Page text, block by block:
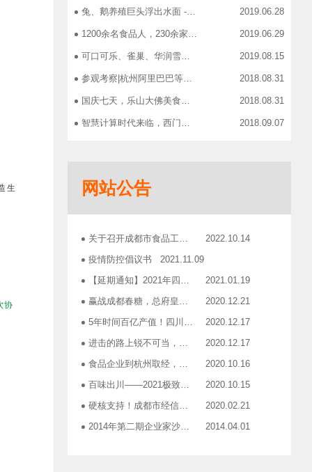
生
协
兔、鹅养殖巨头浮出水面 ----新疆昆仑绿源亮相成都餐饮供应链展 引领绿色食材新高度 2019.06.28
1200余名食品人，230余家特色食品企业，50余家新零售平台齐聚成都“搞事情”！ 2019.06.29
可口可乐、雀巢、华润雪花、旺旺、百威、青岛啤酒，销售过亿的经销商等齐聚上海，只为2019中国快消品大会！ 2019.08.15
参观考察|杭州阿里巴巴等电商平台深度对接，仅剩3个名额！ 2018.08.31
国庆七天，乐山大佛美食展，卖到断货你怕了吗？ 2018.08.31
智慧计算时代来临，西门子助力传统产业数字化转型升级！ 2018.09.07
广汉市VOCs治理现场会在广汉市金星彩印包装有限公司隆重举行！
企业如何用低成本做营销——成都市食品商会企业家沙龙活动 2018.11.16
2019糖酒会，100大创新产品发布会在蓉举行 2019.03.25
成都市食品商会第三届七次常务理事会顺利举行
网站公告
关于召开成都市食品工业协会第三届三次理事会的通知
2022.10.14
疫情防控倡议书
2021.11.09
【延期通知】2021年四川食品行业年会
2021.01.19
赢战成都春糖，总府皇冠是您最正确的选择！
2020.12.21
5年时间百亿产值！四川食品行业「十亿俱乐部」合伙人招募！
2020.12.17
进击的路上锐不可当，千亿级资源扬帆赋能！电商启航班招募啦！
2020.12.17
食品企业到杭州取经，爆品打造的必经之路
2020.10.16
百味出川——2021极致爆品打造之旅报名开启
2020.10.15
硬核支持！成都市经信局出台有效应对疫情稳定经济运行20条政策措施工业和信息化类项目申报指南！
2020.02.21
2014年第二期企业家沙龙活动通知
2014.04.01